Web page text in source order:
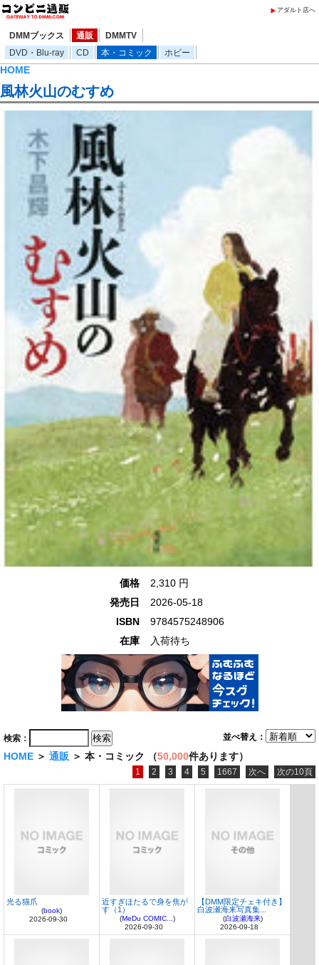
アダルト店へ
DMMブックス 通販
DMMTV
DVD・Blu-ray
CD 本・コミック ホビー
HOME
風林火山のむすめ
価格
2,310 円
発売日
2026-05-18
ISBN
9784575248906
在庫
入荷待ち
並べ替え：
検索：
HOME ＞ 通販 ＞ 本・コミック （50,000件あります）
1 2 3 4 5 1667 次へ 次の10頁
光る猫爪
(book)
2026-09-30
近すぎほたるで身を焦が
す（1）
(MeDu COMIC...)
2026-09-30
【DMM限定チェキ付き】
白波瀬海来写真集...
(白波瀬海来)
2026-09-18